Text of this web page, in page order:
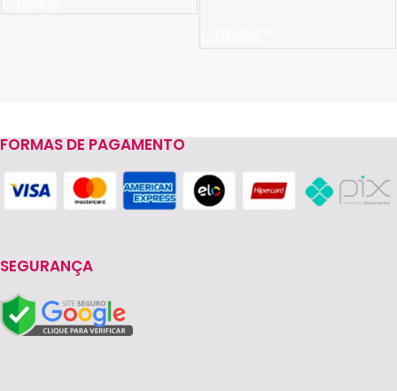
Read more
FORMAS DE PAGAMENTO
SEGURANÇA